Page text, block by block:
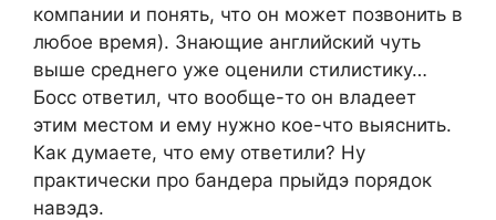
компании и понять, что он может позвонить в
любое время). Знающие английский чуть
выше среднего уже оценили стилистику…
Босс ответил, что вообще-то он владеет
этим местом и ему нужно кое-что выяснить.
Как думаете, что ему ответили? Ну
практически про бандера прыйдэ порядок
навэдэ.